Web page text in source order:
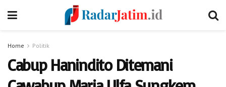
Home Politik
Cabup Hanindito Ditemani